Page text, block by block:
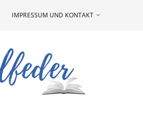
IMPRESSUM UND KONTAKT